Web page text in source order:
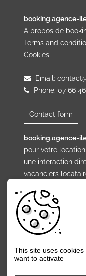
booking.agence-
A propos de
Terms and
Cookies
Email:
Phone: 07 66 46
Contact form
booking.agence-
pour votre
une interaction
vacanciers
© All rights
This site uses
want to activate